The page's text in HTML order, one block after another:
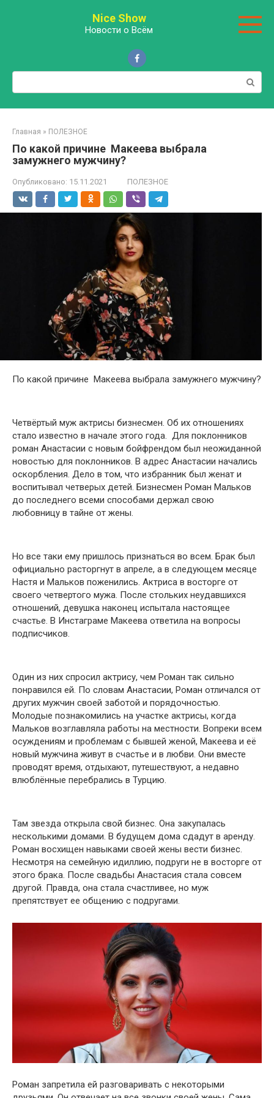
Nice Show
Новости о Всём
Поиск:
Главная » ПОЛЕЗНОЕ
По какой причине Макеева выбрала
замужнего мужчину?
Опубликовано: 15.11.2021 ПОЛЕЗНОЕ
По какой причине Макеева выбрала замужнего мужчину?
Четвёртый муж актрисы бизнесмен. Об их отношениях
стало известно в начале этого года. Для поклонников
роман Анастасии с новым бойфрендом был неожиданной
новостью для поклонников. В адрес Анастасии начались
оскорбления. Дело в том, что избранник был женат и
воспитывал четверых детей. Бизнесмен Роман Мальков
до последнего всеми способами держал свою
любовницу в тайне от жены.
Но все таки ему пришлось признаться во всем. Брак был
официально расторгнут в апреле, а в следующем месяце
Настя и Мальков поженились. Актриса в восторге от
своего четвертого мужа. После стольких неудавшихся
отношений, девушка наконец испытала настоящее
счастье. В Инстаграме Макеева ответила на вопросы
подписчиков.
Один из них спросил актрису, чем Роман так сильно
понравился ей. По словам Анастасии, Роман отличался от
других мужчин своей заботой и порядочностью.
Молодые познакомились на участке актрисы, когда
Мальков возглавляла работы на местности. Вопреки всем
осуждениям и проблемам с бывшей женой, Макеева и её
новый мужчина живут в счастье и в любви. Они вместе
проводят время, отдыхают, путешествуют, а недавно
влюблённые перебрались в Турцию.
Там звезда открыла свой бизнес. Она закупалась
несколькими домами. В будущем дома сдадут в аренду.
Роман восхищен навыками своей жены вести бизнес.
Несмотря на семейную идиллию, подруги не в восторге от
этого брака. После свадьбы Анастасия стала совсем
другой. Правда, она стала счастливее, но муж
препятствует ее общению с подругами.
Роман запретила ей разговаривать с некоторыми